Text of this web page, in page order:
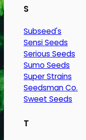
S
Subseed's
Sensi Seeds
Serious Seeds
Sumo Seeds
Super Strains
Seedsman Co.
Sweet Seeds
T